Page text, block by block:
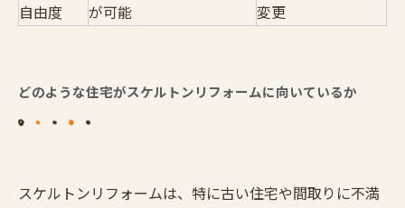
自由度
が可能
変更
どのような住宅がスケルトンリフォームに向いているか
スケルトンリフォームは、特に古い住宅や間取りに不満